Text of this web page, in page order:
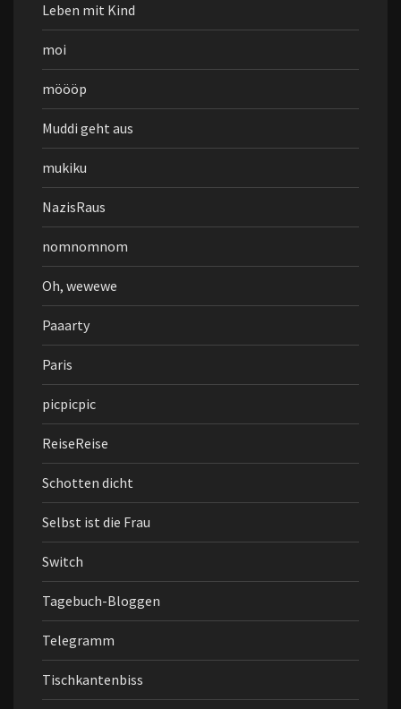
Leben mit Kind
moi
möööp
Muddi geht aus
mukiku
NazisRaus
nomnomnom
Oh, wewewe
Paaarty
Paris
picpicpic
ReiseReise
Schotten dicht
Selbst ist die Frau
Switch
Tagebuch-Bloggen
Telegramm
Tischkantenbiss